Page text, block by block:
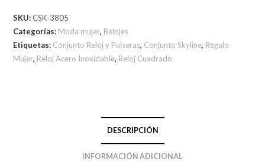
SKU:CSK-3805
Categorías: Moda mujer, Relojes
Etiquetas: Conjunto Reloj y Pulseras, Conjunto Skyline, Regalo
Mujer, Reloj Acero Inoxidable, Reloj Cuadrado
DESCRIPCIÓN
INFORMACIÓN ADICIONAL